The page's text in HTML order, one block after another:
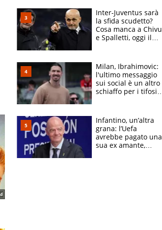
Inter-Juventus sarà
la sfida scudetto?
Cosa manca a Chivu
e Spalletti, oggi il
Milan, Ibrahimovic:
l'ultimo messaggio
sui social è un altro
schiaffo per i tifosi
Infantino, un’altra
grana: l’Uefa
avrebbe pagato una
sua ex amante,